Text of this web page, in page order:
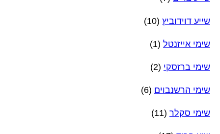
שייע דוידוביץ (10)
שימי אייזנטל (1)
שימי ברזסקי (2)
שימי הרשנבוים (6)
שימי סקלר (11)